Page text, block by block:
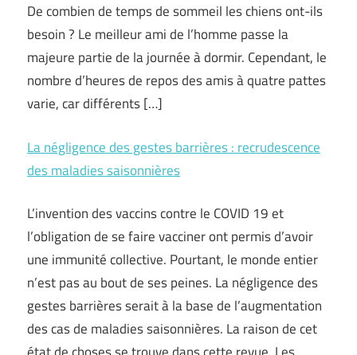
De combien de temps de sommeil les chiens ont-ils
besoin ? Le meilleur ami de l’homme passe la
majeure partie de la journée à dormir. Cependant, le
nombre d’heures de repos des amis à quatre pattes
varie, car différents […]
La négligence des gestes barrières : recrudescence
des maladies saisonnières
L’invention des vaccins contre le COVID 19 et
l’obligation de se faire vacciner ont permis d’avoir
une immunité collective. Pourtant, le monde entier
n’est pas au bout de ses peines. La négligence des
gestes barrières serait à la base de l’augmentation
des cas de maladies saisonnières. La raison de cet